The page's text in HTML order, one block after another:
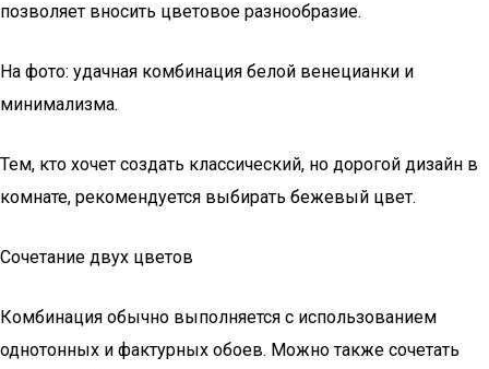
позволяет вносить цветовое разнообразие.
На фото: удачная комбинация белой венецианки и
минимализма.
Тем, кто хочет создать классический, но дорогой дизайн в
комнате, рекомендуется выбирать бежевый цвет.
Сочетание двух цветов
Комбинация обычно выполняется с использованием
однотонных и фактурных обоев. Можно также сочетать